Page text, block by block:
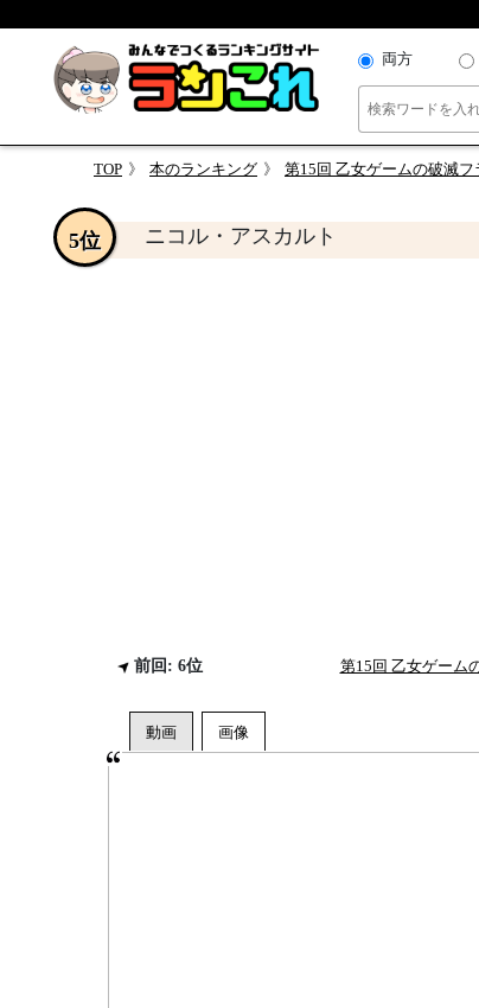
両方
TOP 本のランキング 第15回 乙女ゲームの破滅フラグ
ニコル・アスカルト
5位
前回: 6位 第15回 乙女ゲーム